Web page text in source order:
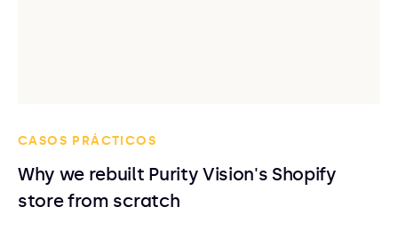
CASOS PRÁCTICOS
Why we rebuilt Purity Vision's Shopify
store from scratch